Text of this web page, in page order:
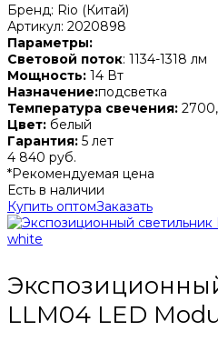
Бренд: Rio (Китай)
Артикул: 2020898
Параметры:
Световой поток: 1134-1318 лм
Мощность: 14 Вт
Назначение:подсветка
Температура свечения:
Цвет: белый
Гарантия: 5 лет
4 840 руб.
*Рекомендуемая цена
Есть в наличии
Купить оптомЗаказать
LLM04 LED